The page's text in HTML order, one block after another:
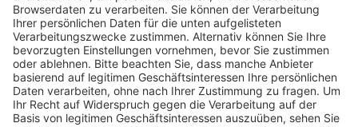
Trainerausbildung
Schulungsangebot Vereinsmitarbeiter
BFV-Geschäftsstellen
Trainerbörse
Login SpielPlus